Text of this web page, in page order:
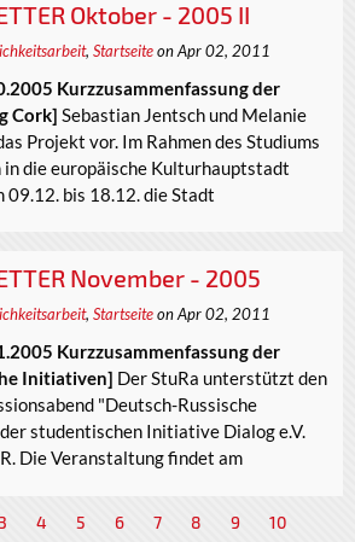
Oktober - 2005 II
, Startseiteon Apr 02, 2011
Kurzzusammenfassung der
Cork] Sebastian Jentsch und Melanie
Projekt vor. Im Rahmen des Studiums
die europäische Kulturhauptstadt
09.12. bis 18.12. die Stadt
November - 2005
, Startseiteon Apr 02, 2011
Kurzzusammenfassung der
Initiativen] Der StuRa unterstützt den
"Deutsch-Russische
studentischen Initiative Dialog e.V.
Die Veranstaltung findet am
3 4 5 6 7 8 9
10